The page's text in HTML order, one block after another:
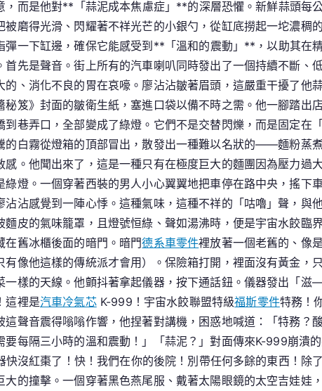
報
而是他對**「蒜泥成本焦慮症」**的深層恐懼。新鮮蒜頭每
磨得光滑、閃耀著不祥光芒的小銀勺，從缸底撈起一坨濃稠
一下缸邊，確保它能感受到**「溫和的震動」**，以助其在
首先是聲音。街上所有的汽車喇叭同時發出了一個持續不斷
、消化不良的胃在哀嚎。廖沾沾皺著眉頭，這嚴重干擾了他
秘笈》封面的皺衛生紙，塞進口袋以備不時之需。他一腳踏出
巷弄口，全部變成了綠燈。它們不是交替閃爍，而是固定在
白霧從燈箱的頂部冒出，散發出一種難以名狀的——麵粉蒸
。他聞出來了，這是一種只有在極度巨大的麵團因為壓力過
燈。一個穿著西裝的男人小心翼翼地把車停在路中央，搖下
沾感覺到一陣心悸。這種氣味，這種不祥的「咕嚕」聲，與
皮的氣味籠罩，且燈號恒綠、聲如湯沸時，便是宇宙水餃臨
在舊冰櫃後面的暗門。暗門德系車零件裡放著一個老舊的、像
像他這樣的傳統派才會用）。保險箱打開，裡面沒有黃金，
樣的天線。他顫抖著拿起儀器，按下通話鈕。儀器發出「
這裡是汽車冷氣芯K-999！宇宙水餃聯盟特級福斯零件特務！
聲音震得嗡嗡作響，他捏著對講機，困惑地喊道：「特務？
每隔三小時的溫和震動！」「蒜泥？」對面傳來K-999崩潰
沒紅棗了！快！我們在你的後院！別帶任何多餘的東西！
的撞擊。一個穿著黑色燕尾服、戴著太陽眼鏡的太空吉娃娃